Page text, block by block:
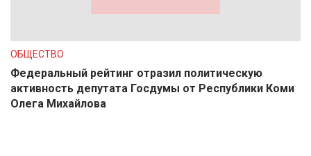
ОБЩЕСТВО
Федеральный рейтинг отразил политическую
активность депутата Госдумы от Республики Коми
Олега Михайлова